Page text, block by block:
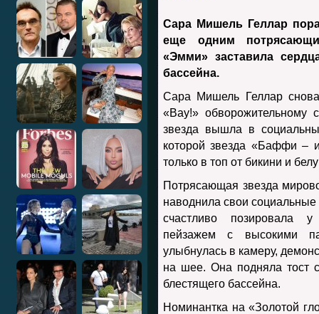
Сара Мишель Геллар
еще одним
«Эмми» заставила
бассейна.
Сара Мишель Геллар снова
«Вау!» обворожительному
звезда вышла в
которой звезда «Баффи –
только в топ от бикини и
Потрясающая звезда
наводнила свои
счастливо позировала
пейзажем с высокими
улыбнулась в камеру,
на шее. Она подняла тост
блестящего бассейна.
Номинантка на «Золотой